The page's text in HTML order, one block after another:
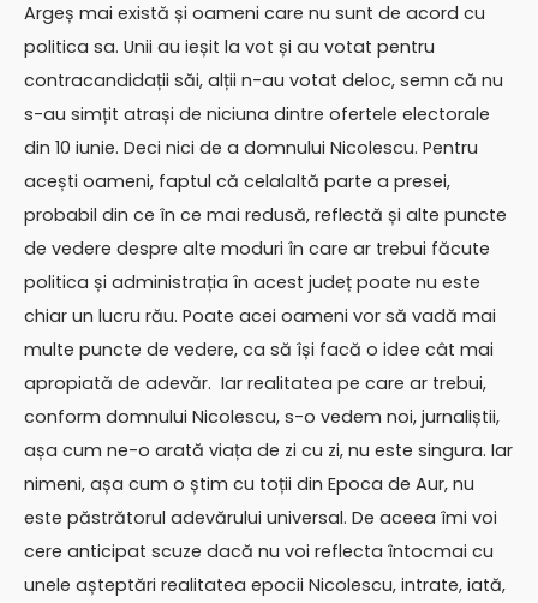
Argeș mai există și oameni care nu sunt de acord cu
politica sa. Unii au ieșit la vot și au votat pentru
contracandidații săi, alții n-au votat deloc, semn că nu
s-au simțit atrași de niciuna dintre ofertele electorale
din 10 iunie. Deci nici de a domnului Nicolescu. Pentru
acești oameni, faptul că celalaltă parte a presei,
probabil din ce în ce mai redusă, reflectă și alte puncte
de vedere despre alte moduri în care ar trebui făcute
politica și administrația în acest județ poate nu este
chiar un lucru rău. Poate acei oameni vor să vadă mai
multe puncte de vedere, ca să își facă o idee cât mai
apropiată de adevăr. Iar realitatea pe care ar trebui,
conform domnului Nicolescu, s-o vedem noi, jurnaliștii,
așa cum ne-o arată viața de zi cu zi, nu este singura. Iar
nimeni, așa cum o știm cu toții din Epoca de Aur, nu
este păstrătorul adevărului universal. De aceea îmi voi
cere anticipat scuze dacă nu voi reflecta întocmai cu
unele așteptări realitatea epocii Nicolescu, intrate, iată,